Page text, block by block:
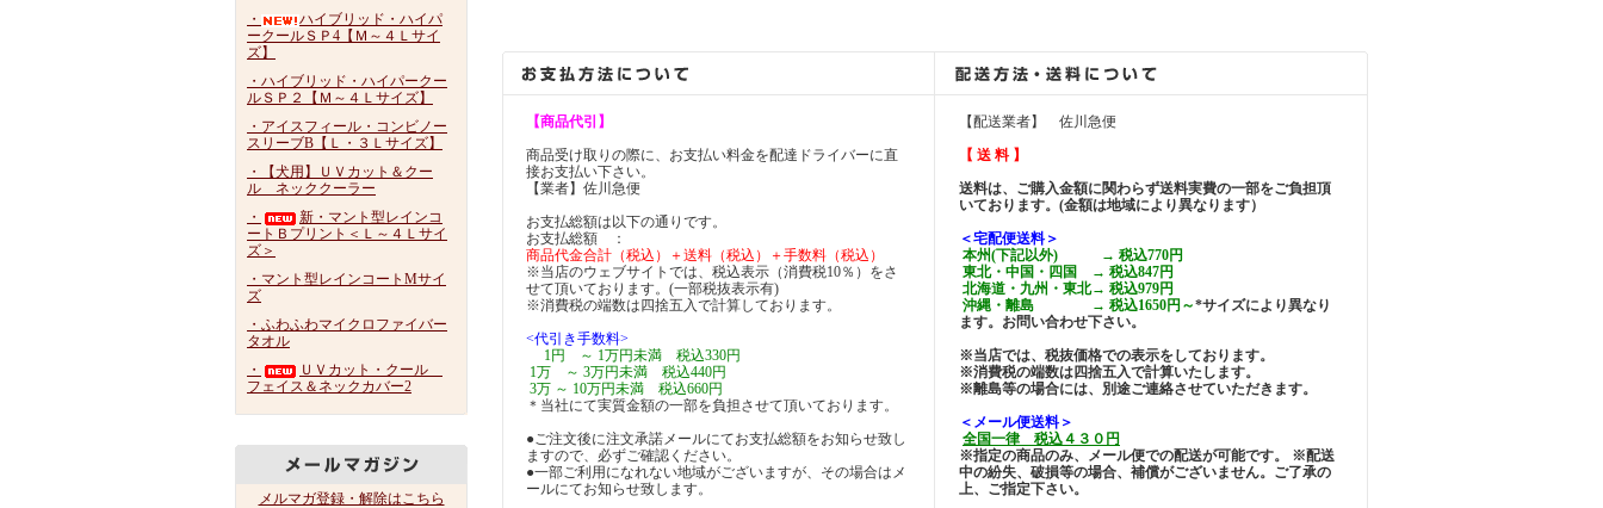
・
ハイブリッド・ハイパ
ークールＳＰ4【Ｍ～４Ｌサイ
ズ】
・ハイブリッド・ハイパークー
ルＳＰ２【Ｍ～４Ｌサイズ】
・アイスフィール・コンビノー
スリーブB【Ｌ・３Ｌサイズ】
・【犬用】ＵＶカット＆クー
ル ネッククーラー
・
新・マント型レインコ
ートＢプリント＜Ｌ～４Ｌサイ
ズ＞
・マント型レインコートMサイ
ズ
・ふわふわマイクロファイバー
タオル
・
ＵＶカット・クール
フェイス＆ネックカバー2
メルマガ登録・解除はこちら
【商品代引】
商品受け取りの際に、お支払い料金を配達ドライバーに直
接お支払い下さい。
【業者】佐川急便
お支払総額は以下の通りです。
お支払総額 ：
商品代金合計（税込）＋送料（税込）＋手数料（税込）
※当店のウェブサイトでは、税込表示（消費税10％）をさ
せて頂いております。(一部税抜表示有)
※消費税の端数は四捨五入で計算しております。
<代引き手数料>
1円 ～ 1万円未満 税込330円
1万 ～ 3万円未満 税込440円
3万 ～ 10万円未満 税込660円
＊当社にて実質金額の一部を負担させて頂いております。
●ご注文後に注文承諾メールにてお支払総額をお知らせ致し
ますので、必ずご確認ください。
●一部ご利用になれない地域がございますが、その場合はメ
ールにてお知らせ致します。
【配送業者】 佐川急便
【 送 料 】
送料は、ご購入金額に関わらず送料実費の一部をご負担頂
いております。(金額は地域により異なります）
＜宅配便送料＞
本州(下記以外) → 税込770円
東北・中国・四国 → 税込847円
北海道・九州・東北→ 税込979円
沖縄・離島 → 税込1650円～*サイズにより異なり
ます。お問い合わせ下さい。
※当店では、税抜価格での表示をしております。
※消費税の端数は四捨五入で計算いたします。
※離島等の場合には、別途ご連絡させていただきます。
＜メール便送料＞
全国一律 税込４３０円
※指定の商品のみ、メール便での配送が可能です。 ※配送
中の紛失、破損等の場合、補償がございません。ご了承の
上、ご指定下さい。